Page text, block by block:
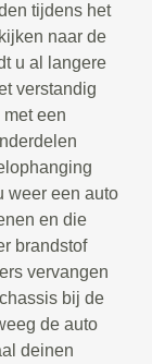
tijdens het
naar de
u al langere
verstandig
een
weer een auto
en die
brandstof
vervangen
bij de
de auto
deinen